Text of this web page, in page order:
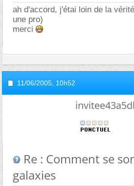
ah d'accord, j'étai loin de la
une pro)
merci
11/06/2005, 10h52
Re : Comment se
galaxies